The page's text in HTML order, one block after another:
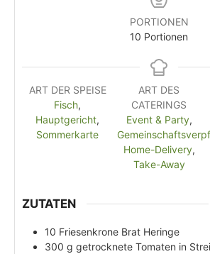
PORTIONEN
10 Portionen
ART DER SPEISE
Fisch,
Hauptgericht,
Sommerkarte
ART DES
CATERINGS
Event & Party,
Home-Delivery,
Take-Away
ZUTATEN
10 Friesenkrone Brat Heringe
300 g getrocknete Tomaten in